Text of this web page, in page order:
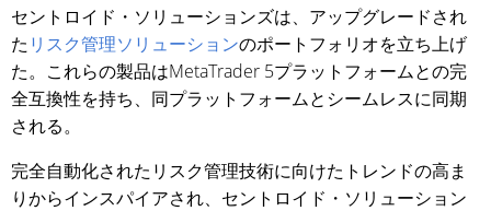
セントロイド・ソリューションズは、アップグレードされ
た リスク管理ソリューションのポートフォリオを立ち上げ
た。これらの製品はMetaTrader 5プラットフォームとの完
全互換性を持ち、同プラットフォームとシームレスに同期
される。
完全自動化されたリスク管理技術に向けたトレンドの高ま
りからインスパイアされ、セントロイド・ソリューション